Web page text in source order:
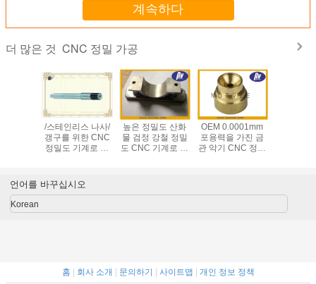
계속하다
더 많은 것 CNC 정밀 가공
/스테인리스 나사/
갱구를 위한 CNC
정밀도 기계로 가
망합니다
높은 정밀도 산화
물 검정 강철 정밀
도 CNC 기계로 가
OEM 0.0001mm
포용력을 가진 금
관 악기 CNC 정밀
언어를 바꾸십시오
Korean
홈 | 회사 소개 | 문의하기 | 사이트맵 | 개인 정보 정책